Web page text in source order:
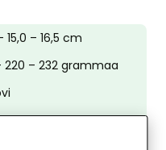
15,0 – 16,5 cm
220 – 232 grammaa